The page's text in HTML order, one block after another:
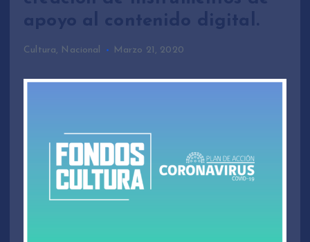
apoyo al contenido digital.
Cultura, Nacional Marzo 21, 2020